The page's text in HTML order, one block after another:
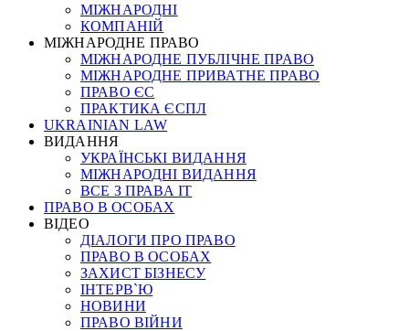
МІЖНАРОДНІ
КОМПАНІЙ
МІЖНАРОДНЕ ПРАВО
МІЖНАРОДНЕ ПУБЛІЧНЕ ПРАВО
МІЖНАРОДНЕ ПРИВАТНЕ ПРАВО
ПРАВО ЄС
ПРАКТИКА ЄСПЛ
UKRAINIAN LAW
ВИДАННЯ
УКРАЇНСЬКІ ВИДАННЯ
МІЖНАРОДНІ ВИДАННЯ
ВСЕ З ПРАВА ІТ
ПРАВО В ОСОБАХ
ВІДЕО
ДІАЛОГИ ПРО ПРАВО
ПРАВО В ОСОБАХ
ЗАХИСТ БІЗНЕСУ
ІНТЕРВ`Ю
НОВИНИ
ПРАВО ВІЙНИ